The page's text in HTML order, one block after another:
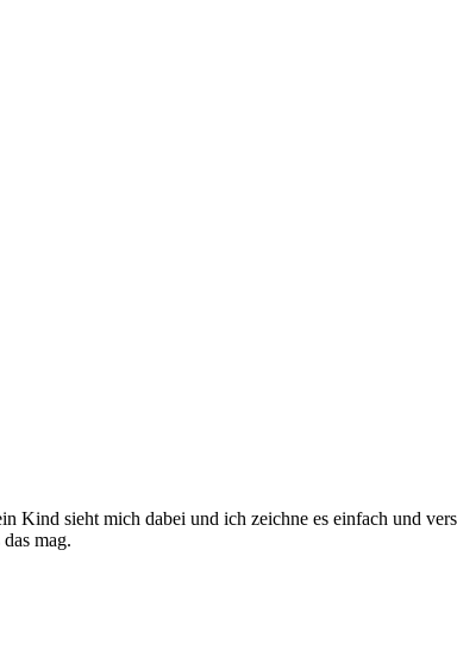
sieht mich dabei und ich zeichne es einfach und
mag.